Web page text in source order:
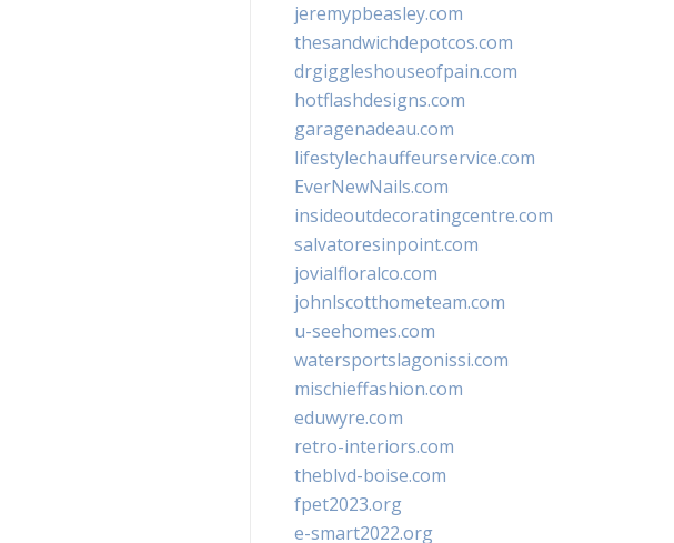
jeremypbeasley.com
thesandwichdepotcos.com
drgiggleshouseofpain.com
hotflashdesigns.com
garagenadeau.com
lifestylechauffeurservice.com
EverNewNails.com
insideoutdecoratingcentre.com
salvatoresinpoint.com
jovialfloralco.com
johnlscotthometeam.com
u-seehomes.com
watersportslagonissi.com
mischieffashion.com
eduwyre.com
retro-interiors.com
theblvd-boise.com
fpet2023.org
e-smart2022.org